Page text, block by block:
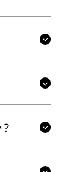
せん。
くなっ
』という
感じる
方は
するこ
ので